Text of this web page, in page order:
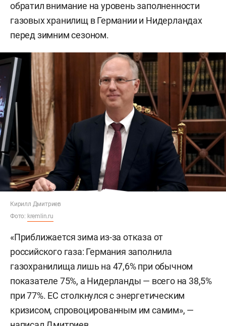
обратил внимание на уровень заполненности
газовых хранилищ в Германии и Нидерландах
перед зимним сезоном.
Кирилл Дмитриев
Фото: kremlin.ru
«Приближается зима из-за отказа от
российского газа: Германия заполнила
газохранилища лишь на 47,6% при обычном
показателе 75%, а Нидерланды — всего на 38,5%
при 77%. ЕС столкнулся с энергетическим
кризисом, спровоцированным им самим», —